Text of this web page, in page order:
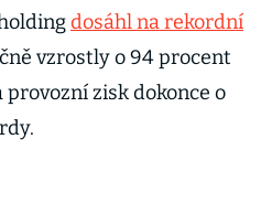
dosáhl na rekordní
vzrostly o 94 procent
zisk dokonce o